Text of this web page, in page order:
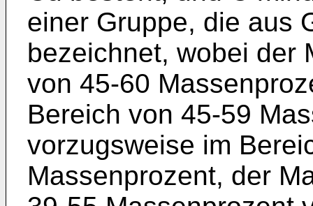
einer Gruppe, die aus
bezeichnet, wobei der
von 45-60
Bereich von 45-59
vorzugsweise im
Massenprozent, der